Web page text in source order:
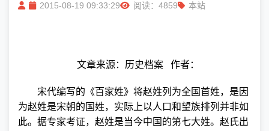
2015-08-19 09:33:29 阅读：4859 本站
文章来源：历史档案 作者：
宋代编写的《百家姓》将赵姓列为全国首姓，是因
为赵姓是宋朝的国姓，实际上以人口和望族排列并非如
此。据专家考证，赵姓是当今中国的第七大姓。赵氏出